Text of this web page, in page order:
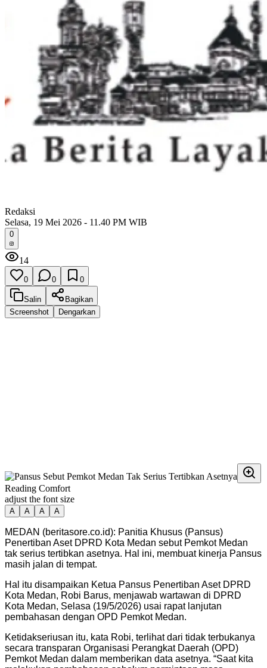
Redaksi
Selasa, 19 Mei 2026 - 11.40 PM WIB
0
14
0 0 0
Salin
Bagikan
Screenshot
Dengarkan
Reading Comfort
adjust the font size
A A A A
MEDAN (beritasore.co.id): Panitia Khusus (Pansus)
Penertiban Aset DPRD Kota Medan sebut Pemkot Medan
tak serius tertibkan asetnya. Hal ini, membuat kinerja Pansus
masih jalan di tempat.
Hal itu disampaikan Ketua Pansus Penertiban Aset DPRD
Kota Medan, Robi Barus, menjawab wartawan di DPRD
Kota Medan, Selasa (19/5/2026) usai rapat lanjutan
pembahasan dengan OPD Pemkot Medan.
Ketidakseriusan itu, kata Robi, terlihat dari tidak terbukanya
secara transparan Organisasi Perangkat Daerah (OPD)
Pemkot Medan dalam memberikan data asetnya. “Saat kita